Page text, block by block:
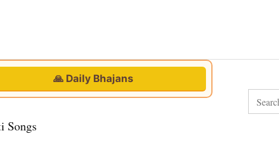
🙏 Daily Bhajans
Search
for: